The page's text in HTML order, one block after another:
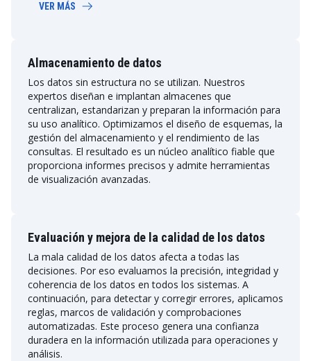
VER MÁS
Almacenamiento de datos
Los datos sin estructura no se utilizan. Nuestros
expertos diseñan e implantan almacenes que
centralizan, estandarizan y preparan la información para
su uso analítico. Optimizamos el diseño de esquemas, la
gestión del almacenamiento y el rendimiento de las
consultas. El resultado es un núcleo analítico fiable que
proporciona informes precisos y admite herramientas
de visualización avanzadas.
Evaluación y mejora de la calidad de los datos
La mala calidad de los datos afecta a todas las
decisiones. Por eso evaluamos la precisión, integridad y
coherencia de los datos en todos los sistemas. A
continuación, para detectar y corregir errores, aplicamos
reglas, marcos de validación y comprobaciones
automatizadas. Este proceso genera una confianza
duradera en la información utilizada para operaciones y
análisis.